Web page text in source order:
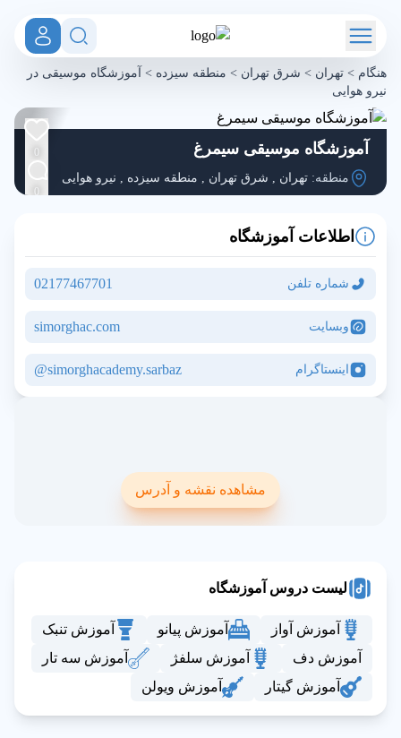
هنگام > تهران > شرق تهران > منطقه سیزده > آموزشگاه موسیقی در
نیرو هوایی
آموزشگاه موسیقی سیمرغ
منطقه: تهران , شرق تهران , منطقه سیزده , نیرو هوایی
0
0
اطلاعات آموزشگاه
شماره تلفن 02177467701
وبسایت simorghac.com
اینستاگرام simorghacademy.sarbaz@
مشاهده نقشه و آدرس
لیست دروس آموزشگاه
آموزش آواز آموزش پیانو
آموزش تنبک
آموزش دف
آموزش سلفژ
آموزش سه تار
آموزش گیتار
آموزش ویولن